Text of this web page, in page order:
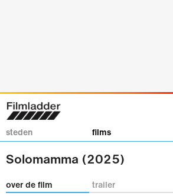
steden films
Solomamma (2025)
over de film trailer